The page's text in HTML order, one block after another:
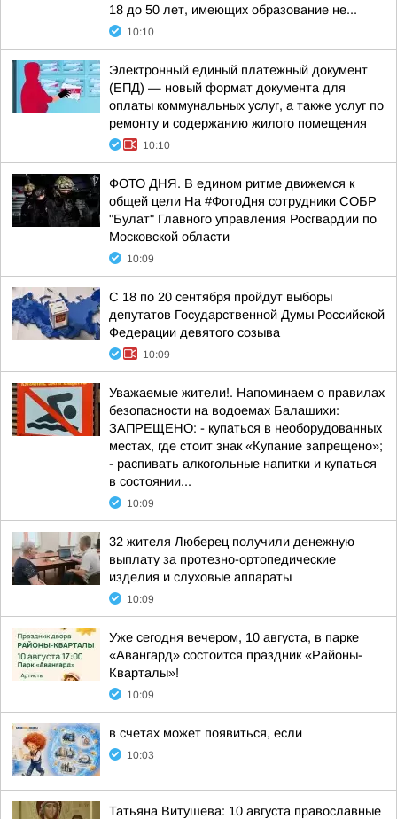
18 до 50 лет, имеющих образование не...
10:10
Электронный единый платежный документ
(ЕПД) — новый формат документа для
оплаты коммунальных услуг, а также услуг по
ремонту и содержанию жилого помещения
10:10
ФОТО ДНЯ. В едином ритме движемся к
общей цели На #ФотоДня сотрудники СОБР
"Булат" Главного управления Росгвардии по
Московской области
10:09
С 18 по 20 сентября пройдут выборы
депутатов Государственной Думы Российской
Федерации девятого созыва
10:09
Уважаемые жители!. Напоминаем о правилах
безопасности на водоемах Балашихи:
ЗАПРЕЩЕНО: - купаться в необорудованных
местах, где стоит знак «Купание запрещено»;
- распивать алкогольные напитки и купаться
в состоянии...
10:09
32 жителя Люберец получили денежную
выплату за протезно-ортопедические
изделия и слуховые аппараты
10:09
Уже сегодня вечером, 10 августа, в парке
«Авангард» состоится праздник «Районы-
Кварталы»!
10:09
в счетах может появиться, если
10:03
Татьяна Витушева: 10 августа православные